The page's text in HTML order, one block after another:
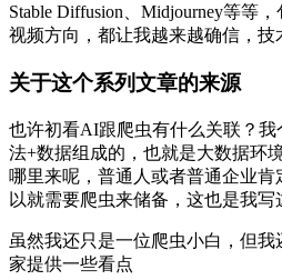
Stable Diffusion、Midjourney等等
视频方向，都让我越来越确信，
关于这个系列文章的来源
也许初看AI跟爬虫有什么关联？
法+数据组成的，也就是大数据环
哪里来呢，普通人或者普通企业
以就需要爬虫来储备，这也是我
虽然我还只是一位爬虫小白，但
家提供一些看点